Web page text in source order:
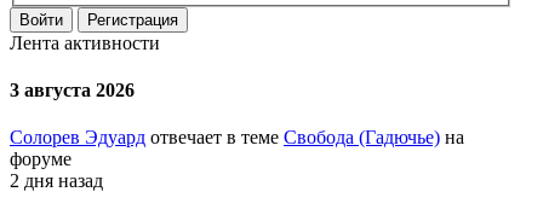
Войти Регистрация
Лента активности
3 августа 2026
Солорев Эдуард отвечает в теме Свобода (Гадючье) на
форуме
2 дня назад